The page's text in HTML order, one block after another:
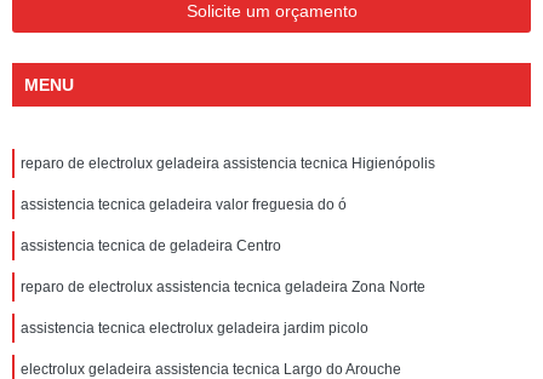
Solicite um orçamento
MENU
reparo de electrolux geladeira assistencia tecnica Higienópolis
assistencia tecnica geladeira valor freguesia do ó
assistencia tecnica de geladeira Centro
reparo de electrolux assistencia tecnica geladeira Zona Norte
assistencia tecnica electrolux geladeira jardim picolo
electrolux geladeira assistencia tecnica Largo do Arouche